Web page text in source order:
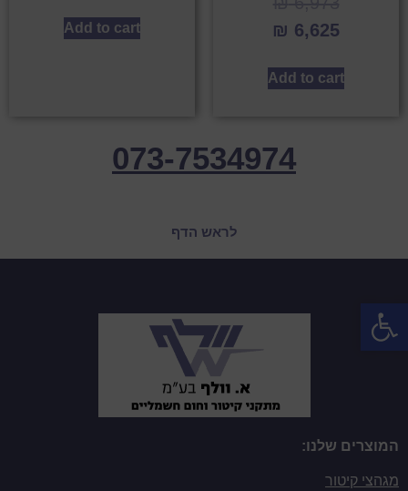
פתח סרגל נגישות
₪ 6,625
Add to cart
Add to cart
073-7534974
לראש הדף
המוצרים שלנו:
מגהצי קיטור